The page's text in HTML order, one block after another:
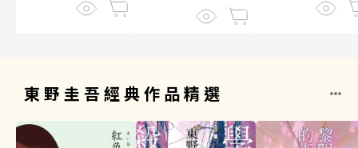
東野圭吾經典作品精選